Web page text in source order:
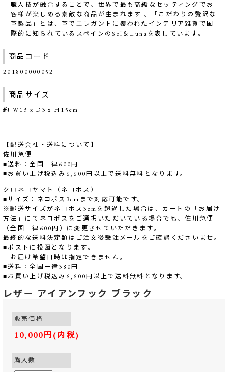
職人技が融合することで、世界で最も高級なセッティングでお
客様が楽しめる素敵な商品が生まれます 。「こだわりの贅沢な
革製品」とは、革でエレガントに覆われたインテリア雑貨で国
際的に知られているスペインのSol＆Lunaを表しています。
商品コード
201800000052
商品サイズ
約 W13 x D3 x H15cm
【配送会社・送料について】
佐川急便
■送料：全国一律600円
■お買い上げ税込み6,600円以上で送料無料となります。
クロネコヤマト（ネコポス）
■サイズ：ネコポス3cmまで対応可能です。
※郵送サイズがネコポス3cmを超過した場合は、カートの「お届け
方法」にてネコポスをご選択いただいている場合でも、佐川急便
（全国一律600円）に変更させていただきます。
最終的な送料決定額はご注文後受注メールをご確認くださいませ。
■ポストに投函となります。
お届け希望日時は指定できません。
■送料：全国一律380円
■お買い上げ税込み6,600円以上で送料無料となります。
レザー アイアンフック ブラック
販売価格
10,000円(内税)
購入数